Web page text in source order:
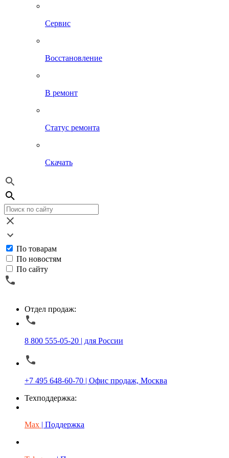
Сервис
Восстановление
В ремонт
Статус ремонта
Скачать
По товарам
По новостям
По сайту
Отдел продаж:
8 800 555-05-20 | для России
+7 495 648-60-70 | Офис продаж, Москва
Техподдержка:
Max | Поддержка